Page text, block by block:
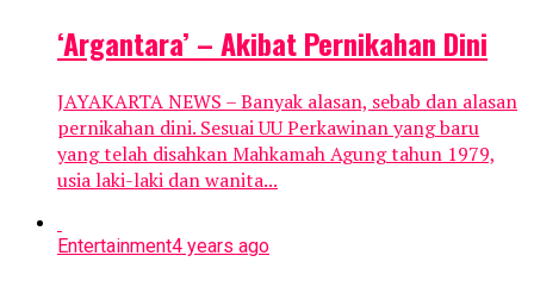
‘Argantara’ – Akibat Pernikahan Dini
JAYAKARTA NEWS – Banyak alasan, sebab dan alasan
pernikahan dini. Sesuai UU Perkawinan yang baru
yang telah disahkan Mahkamah Agung tahun 1979,
usia laki-laki dan wanita...
Entertainment4 years ago